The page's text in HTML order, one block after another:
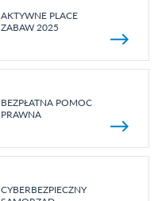
AKTYWNE PLACE
ZABAW 2025
BEZPŁATNA POMOC
PRAWNA
CYBERBEZPIECZNY